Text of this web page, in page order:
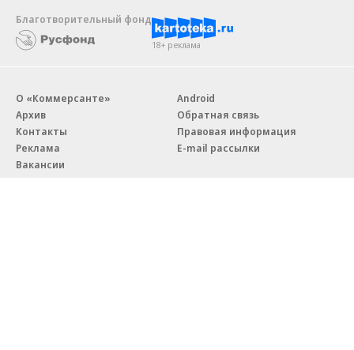
Благотворительный фонд
18+ реклама
О «Коммерсанте»
Архив
Контакты
Реклама
Вакансии
Android
Обратная связь
Правовая информация
E-mail рассылки